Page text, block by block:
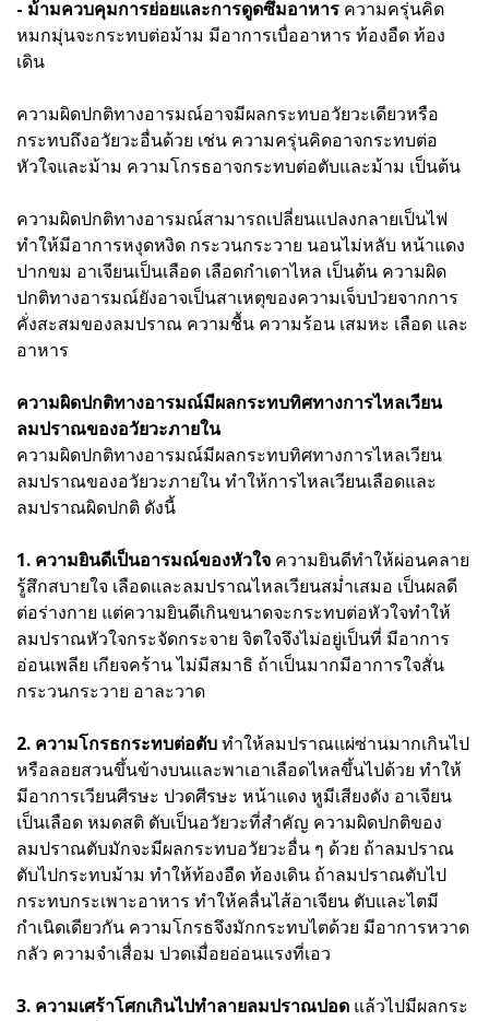
- ม้ามควบคุมการย่อยและการดูดซึมอาหาร ความครุ่นคิด
หมกมุ่นจะกระทบต่อม้าม มีอาการเบื่ออาหาร ท้องอืด ท้อง
เดิน
ความผิดปกติทางอารมณ์อาจมีผลกระทบอวัยวะเดียวหรือ
กระทบถึงอวัยวะอื่นด้วย เช่น ความครุ่นคิดอาจกระทบต่อ
หัวใจและม้าม ความโกรธอาจกระทบต่อตับและม้าม เป็นต้น
ความผิดปกติทางอารมณ์สามารถเปลี่ยนแปลงกลายเป็นไฟ
ทำให้มีอาการหงุดหงิด กระวนกระวาย นอนไม่หลับ หน้าแดง
ปากขม อาเจียนเป็นเลือด เลือดกำเดาไหล เป็นต้น ความผิด
ปกติทางอารมณ์ยังอาจเป็นสาเหตุของความเจ็บป่วยจากการ
คั่งสะสมของลมปราณ ความชื้น ความร้อน เสมหะ เลือด และ
อาหาร
ความผิดปกติทางอารมณ์มีผลกระทบทิศทางการไหลเวียน
ลมปราณของอวัยวะภายใน
ความผิดปกติทางอารมณ์มีผลกระทบทิศทางการไหลเวียน
ลมปราณของอวัยวะภายใน ทำให้การไหลเวียนเลือดและ
ลมปราณผิดปกติ ดังนี้
1. ความยินดีเป็นอารมณ์ของหัวใจ ความยินดีทำให้ผ่อนคลาย
รู้สึกสบายใจ เลือดและลมปราณไหลเวียนสม่ำเสมอ เป็นผลดี
ต่อร่างกาย แต่ความยินดีเกินขนาดจะกระทบต่อหัวใจทำให้
ลมปราณหัวใจกระจัดกระจาย จิตใจจึงไม่อยู่เป็นที่ มีอาการ
อ่อนเพลีย เกียจคร้าน ไม่มีสมาธิ ถ้าเป็นมากมีอาการใจสั่น
กระวนกระวาย อาละวาด
2. ความโกรธกระทบต่อตับทำให้ลมปราณแผ่ซ่านมากเกินไป
หรือลอยสวนขึ้นข้างบนและพาเอาเลือดไหลขึ้นไปด้วย ทำให้
มีอาการเวียนศีรษะ ปวดศีรษะ หน้าแดง หูมีเสียงดัง อาเจียน
เป็นเลือด หมดสติ ตับเป็นอวัยวะที่สำคัญ ความผิดปกติของ
ลมปราณตับมักจะมีผลกระทบอวัยวะอื่น ๆ ด้วย ถ้าลมปราณ
ตับไปกระทบม้าม ทำให้ท้องอืด ท้องเดิน ถ้าลมปราณตับไป
กระทบกระเพาะอาหาร ทำให้คลื่นไส้อาเจียน ตับและไตมี
กำเนิดเดียวกัน ความโกรธจึงมักกระทบไตด้วย มีอาการหวาด
กลัว ความจำเสื่อม ปวดเมื่อยอ่อนแรงที่เอว
3. ความเศร้าโศกเกินไปทำลายลมปราณปอด แล้วไปมีผลกระ